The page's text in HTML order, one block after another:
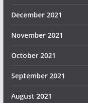
December 2021
November 2021
October 2021
September 2021
August 2021